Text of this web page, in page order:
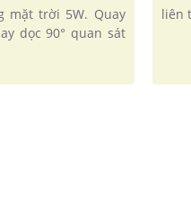
mặt trời 5W. Quay
dọc 90° quan sát
liên